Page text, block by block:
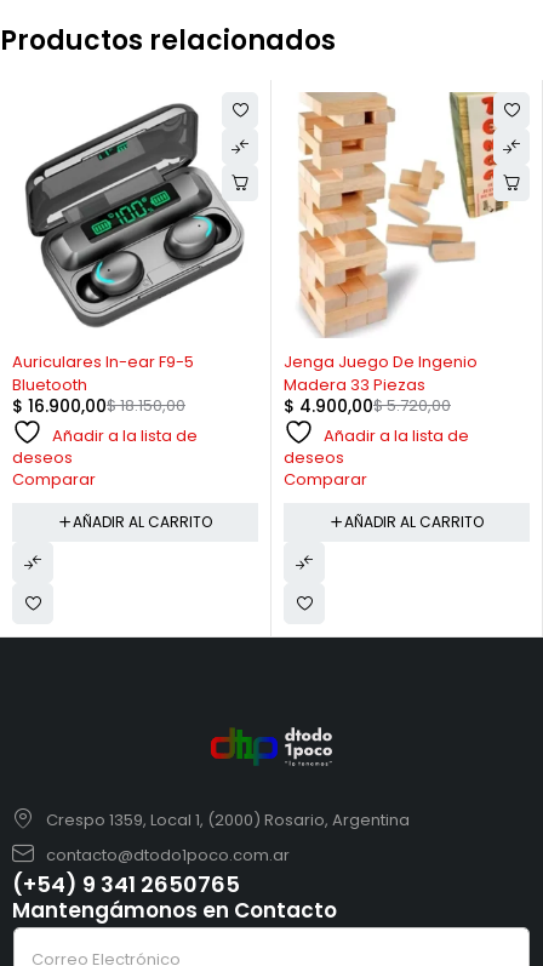
Productos relacionados
Auriculares In-ear F9-5
Bluetooth
$18.150,00
$ 16.900,00
Añadir a la lista de
deseos
Comparar
AÑADIR AL CARRITO
Jenga Juego De Ingenio
Madera 33 Piezas
$5.720,00
$ 4.900,00
Añadir a la lista de
deseos
Comparar
AÑADIR AL CARRITO
Crespo 1359, Local 1, (2000) Rosario, Argentina
contacto@dtodo1poco.com.ar
(+54) 9 341 2650765
Mantengámonos en Contacto
C
oC